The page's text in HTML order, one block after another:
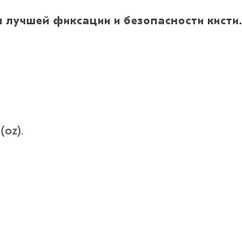
фиксации и безопасности кисти.